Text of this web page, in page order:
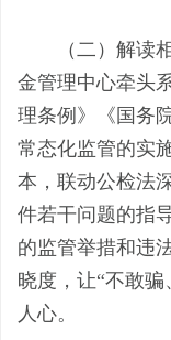
（二）解读
金管理中心牵头
理条例》《国务
常态化监管的实
本，联动公检法
件若干问题的指
的监管举措和违
晓度，让“不敢骗
人心。